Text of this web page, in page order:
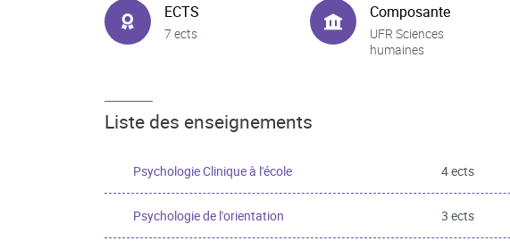
ECTS
7 ects
Composante
UFR Sciences
humaines
Liste des enseignements
Psychologie Clinique à l'école 4 ects
Psychologie de l'orientation 3 ects